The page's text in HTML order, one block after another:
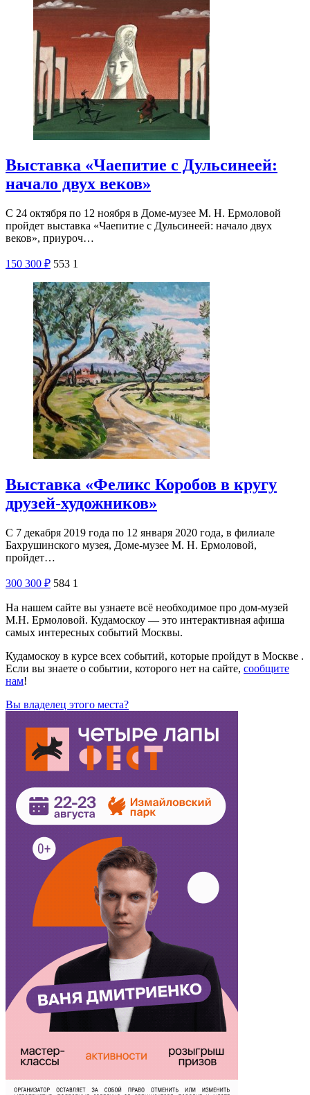
Выставка «Чаепитие с Дульсинеей:
начало двух веков»
С 24 октября по 12 ноября в Доме-музее М. Н. Ермоловой
пройдет выставка «Чаепитие с Дульсинеей: начало двух
веков», приуроч…
150 300 ₽ 553 1
Выставка «Феликс Коробов в кругу
друзей-художников»
С 7 декабря 2019 года по 12 января 2020 года, в филиале
Бахрушинского музея, Доме-музее М. Н. Ермоловой,
пройдет…
300 300 ₽ 584 1
На нашем сайте вы узнаете всё необходимое про дом-музей
М.Н. Ермоловой. Кудамоскоу — это интерактивная афиша
самых интересных событий Москвы.
Кудамоскоу в курсе всех событий, которые пройдут в Москве .
Если вы знаете о событии, которого нет на сайте, сообщите
нам!
Вы владелец этого места?